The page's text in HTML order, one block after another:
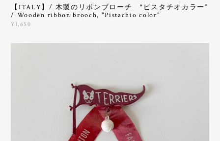
【ITALY】/ 木製のリボンブローチ "ピスタチオカラー”
/ Wooden ribbon brooch, "Pistachio color"
¥1,650